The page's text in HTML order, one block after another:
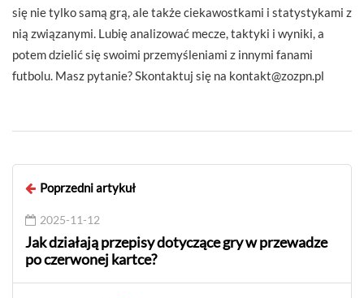
się nie tylko samą grą, ale także ciekawostkami i statystykami z
nią związanymi. Lubię analizować mecze, taktyki i wyniki, a
potem dzielić się swoimi przemyśleniami z innymi fanami
futbolu. Masz pytanie? Skontaktuj się na kontakt@zozpn.pl
Poprzedni artykuł
2025-11-12
Jak działają przepisy dotyczące gry w przewadze
po czerwonej kartce?